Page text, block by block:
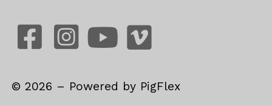
©2026 – Powered by PigFlex